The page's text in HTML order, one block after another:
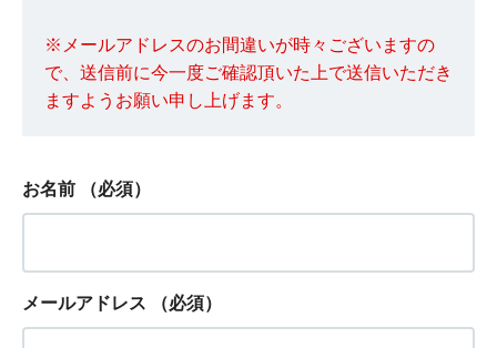
※メールアドレスのお間違いが時々ございますの
で、送信前に今一度ご確認頂いた上で送信いただき
ますようお願い申し上げます。
お名前 （必須）
メールアドレス （必須）